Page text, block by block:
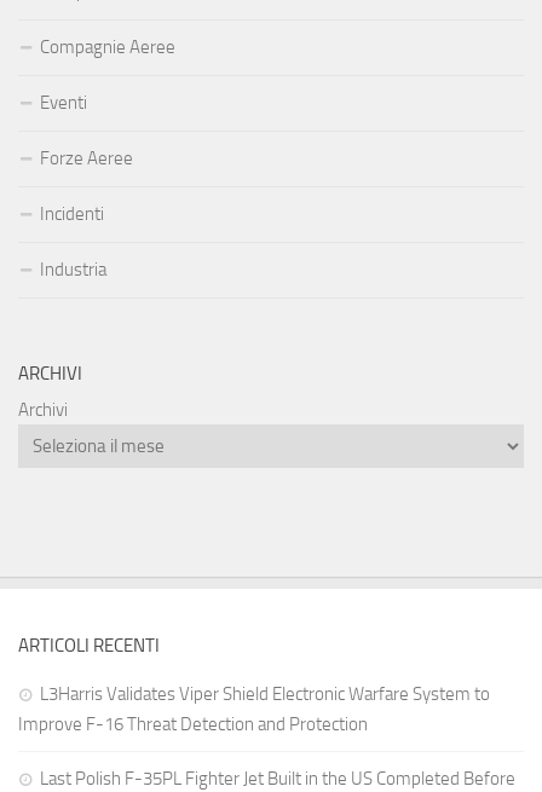
Compagnie Aeree
Eventi
Forze Aeree
Incidenti
Industria
ARCHIVI
Archivi
ARTICOLI RECENTI
L3Harris Validates Viper Shield Electronic Warfare System to
Improve F-16 Threat Detection and Protection
Last Polish F-35PL Fighter Jet Built in the US Completed Before